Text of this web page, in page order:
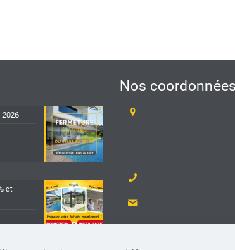
2026
et
Nos coordonnées
Suivez-nous sur